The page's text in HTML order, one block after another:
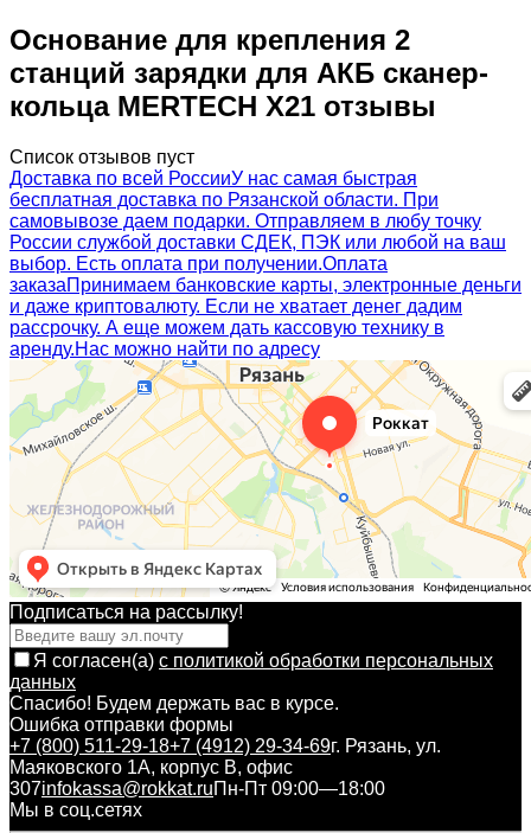
Основание для крепления 2
станций зарядки для АКБ сканер-
кольца MERTECH X21 отзывы
Список отзывов пуст
Доставка по всей РоссииУ нас самая быстрая
бесплатная доставка по Рязанской области. При
самовывозе даем подарки. Отправляем в любу точку
России службой доставки СДЕК, ПЭК или любой на ваш
выбор. Есть оплата при получении.Оплата
заказаПринимаем банковские карты, электронные деньги
и даже криптовалюту. Если не хватает денег дадим
рассрочку. А еще можем дать кассовую технику в
аренду.Нас можно найти по адресу
Подписаться на рассылкy!
Я согласен(a) с политикой обработки персональных
данных
Спасибо! Будем держать вас в курсе.
Ошибка отправки формы
+7 (800) 511-29-18+7 (4912) 29-34-69г. Рязань, ул.
Маяковского 1А, корпус B, офис
307infokassa@rokkat.ruПн-Пт 09:00—18:00
Мы в соц.сетях